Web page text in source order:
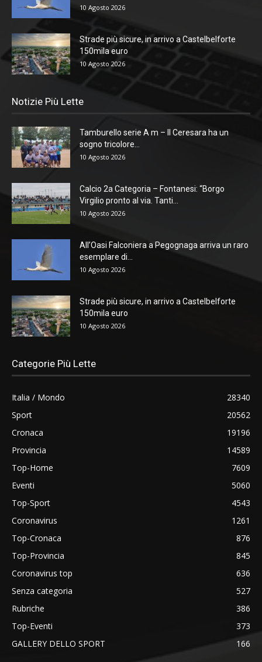
10 Agosto 2026
Strade più sicure, in arrivo a Castelbelforte
150mila euro
10 Agosto 2026
Notizie Più Lette
Tamburello serie A m – Il Ceresara ha un
sogno tricolore...
10 Agosto 2026
Calcio 2a Categoria – Fontanesi: “Borgo
Virgilio pronto al via. Tanti...
10 Agosto 2026
All’Oasi Falconiera a Pegognaga arriva un raro
esemplare di...
10 Agosto 2026
Strade più sicure, in arrivo a Castelbelforte
150mila euro
10 Agosto 2026
Categorie Più Lette
Italia / Mondo
28340
Sport
20562
Cronaca
19196
Provincia
14589
Top-Home
7609
Eventi
5060
Top-Sport
4543
Coronavirus
1261
Top-Cronaca
876
Top-Provincia
845
Coronavirus top
636
Senza categoria
527
Rubriche
386
Top-Eventi
373
GALLERY DELLO SPORT
166